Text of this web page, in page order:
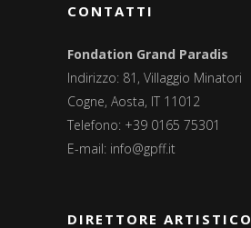
CONTATTI
Fondation Grand Paradis
Indirizzo: 81, Villaggio Minatori
Cogne, Aosta, IT 11012
Telefono: +39 0165 75301
E-mail: info@gpff.it
DIRETTORE ARTISTICO